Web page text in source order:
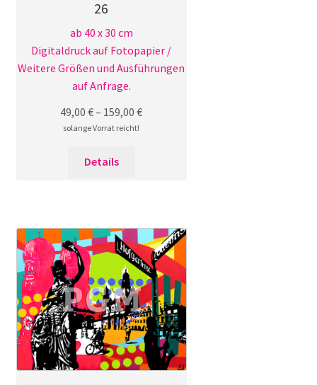
26
ab 40 x 30 cm
Digitaldruck auf Fotopapier /
Weitere Größen und Ausführungen
auf Anfrage.
49,00€– 159,00€
solange Vorrat reicht!
Details
Varianten
auf.
Die
Optionen
können
auf
der
Produktseite
gewählt